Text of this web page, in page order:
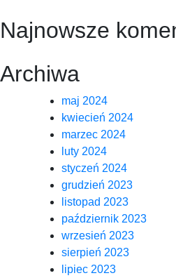
Najnowsze
Archiwa
maj 2024
kwiecień 2024
marzec 2024
luty 2024
styczeń 2024
grudzień 2023
listopad 2023
październik 2023
wrzesień 2023
sierpień 2023
lipiec 2023